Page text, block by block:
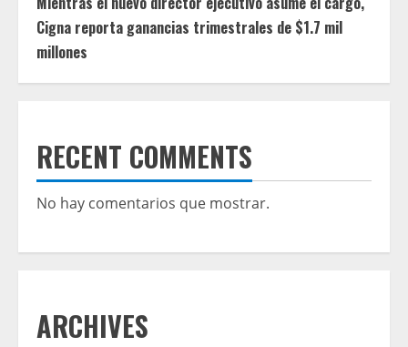
Cigna reporta ganancias trimestrales de $1.7 mil
millones
RECENT COMMENTS
No hay comentarios que mostrar.
ARCHIVES